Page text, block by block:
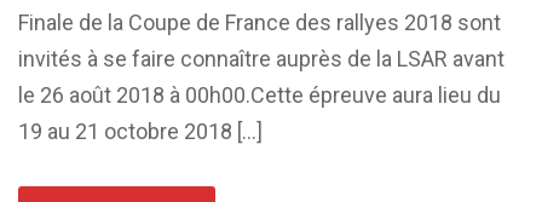
Finale de la Coupe de France des rallyes 2018 sont
invités à se faire connaître auprès de la LSAR avant
le 26 août 2018 à 00h00.Cette épreuve aura lieu du
19 au 21 octobre 2018 […]